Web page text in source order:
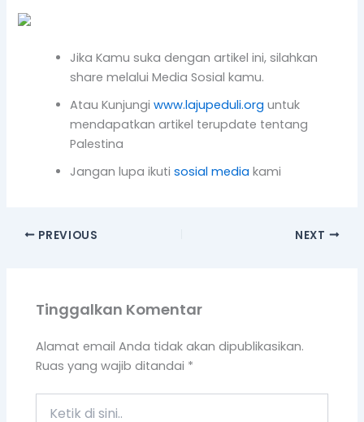
Jika Kamu suka dengan artikel ini, silahkan
share melalui Media Sosial kamu.
Atau Kunjungiwww.lajupeduli.org untuk
mendapatkan artikel terupdate tentang
Palestina
Jangan lupa ikutisosial media kami
PREVIOUS NEXT
Tinggalkan Komentar
Alamat email Anda tidak akan dipublikasikan.
Ruas yang wajib ditandai *